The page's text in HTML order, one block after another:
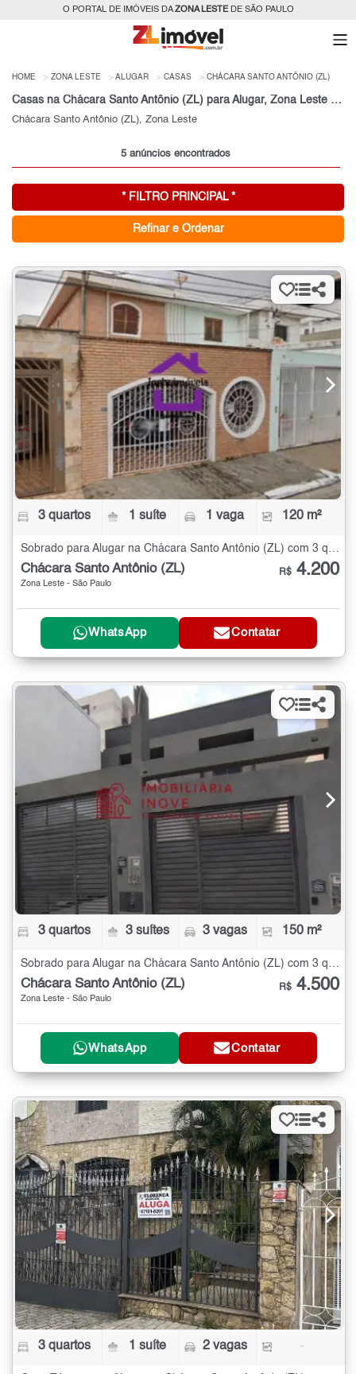
O PORTAL DE IMÓVEIS DAZONA LESTEDE SÃO PAULO
HOME ZONA LESTE ALUGAR CASAS CHÁCARA SANTO ANTÔNIO (ZL)
Casas na Chácara Santo Antônio (ZL) para Alugar, Zona Leste de São Paulo, SP
Chácara Santo Antônio (ZL), Zona Leste
5 anúncios encontrados
* FILTRO PRINCIPAL *
Refinar e Ordenar
3 quartos 1 suíte 1 vaga 120 m²
Chácara Santo Antônio (ZL)
Zona Leste - São Paulo
R$ 4.200
WhatsApp Contatar
3 quartos 3 suítes 3 vagas 150 m²
Chácara Santo Antônio (ZL)
Zona Leste - São Paulo
R$ 4.500
WhatsApp Contatar
3 quartos 1 suíte 2 vagas -